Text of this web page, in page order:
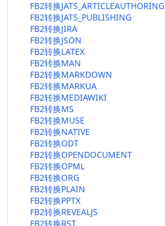
FB2转换JATS_ARTICLEAUTHORING
FB2转换JATS_PUBLISHING
FB2转换JIRA
FB2转换JSON
FB2转换LATEX
FB2转换MAN
FB2转换MARKDOWN
FB2转换MARKUA
FB2转换MEDIAWIKI
FB2转换MS
FB2转换MUSE
FB2转换NATIVE
FB2转换ODT
FB2转换OPENDOCUMENT
FB2转换OPML
FB2转换ORG
FB2转换PLAIN
FB2转换PPTX
FB2转换REVEALJS
FB2转换RST